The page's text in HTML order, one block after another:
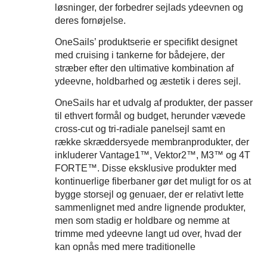
løsninger, der forbedrer sejlads ydeevnen og
deres fornøjelse.
OneSails’ produktserie er specifikt designet
med cruising i tankerne for bådejere, der
stræber efter den ultimative kombination af
ydeevne, holdbarhed og æstetik i deres sejl.
OneSails har et udvalg af produkter, der passer
til ethvert formål og budget, herunder vævede
cross-cut og tri-radiale panelsejl samt en
række skræddersyede membranprodukter, der
inkluderer Vantage1™, Vektor2™, M3™ og 4T
FORTE™. Disse eksklusive produkter med
kontinuerlige fiberbaner gør det muligt for os at
bygge storsejl og genuaer, der er relativt lette
sammenlignet med andre lignende produkter,
men som stadig er holdbare og nemme at
trimme med ydeevne langt ud over, hvad der
kan opnås med mere traditionelle